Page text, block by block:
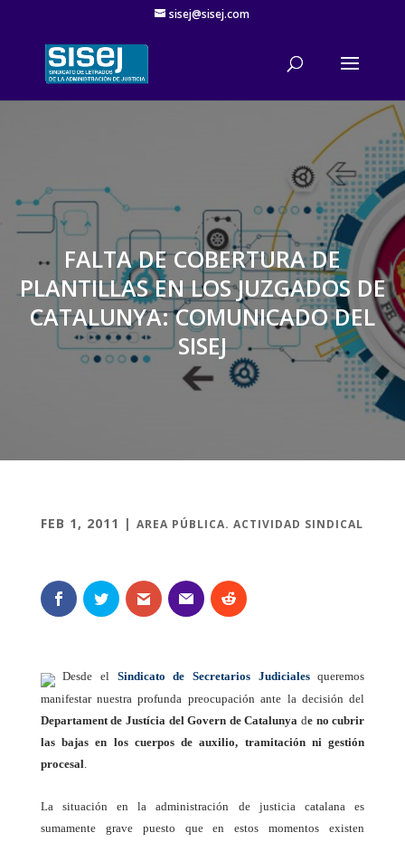
sisej@sisej.com
'
FALTA DE COBERTURA DE
PLANTILLAS EN LOS JUZGADOS DE
CATALUNYA: COMUNICADO DEL
SISEJ
FEB 1, 2011 | AREA PÚBLICA. ACTIVIDAD SINDICAL
Desde el Sindicato de Secretarios Judicialesqueremos
manifestar nuestra profunda preocupación ante la decisión del
Departament de Justícia del Govern de Catalunya de no cubrir
las bajas en los cuerpos de auxilio, tramitación ni gestión
procesal.
La situación en la administración de justicia catalana es
sumamente grave puesto que en estos momentos existen